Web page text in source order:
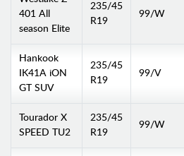
401 All
season Elite
235/45
R19
99/W
Hankook
IK41A iON
GT SUV
235/45
R19
99/V
Tourador X
SPEED TU2
235/45
R19
99/W